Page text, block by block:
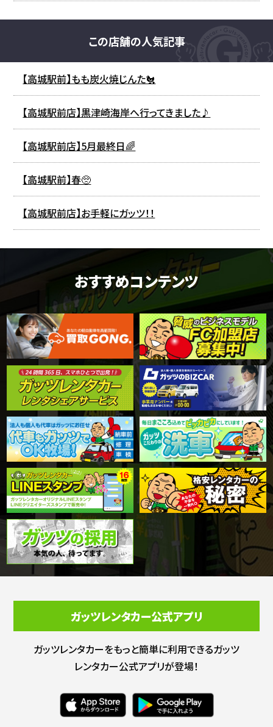
この店舗の人気記事
【高城駅前】もも炭火焼じんた🐔
【高城駅前店】黒津崎海岸へ行ってきました♪
【高城駅前店】5月最終日🌈
【高城駅前】春🥺
【高城駅前店】お手軽にガッツ！！
おすすめコンテンツ
ガッツレンタカー公式アプリ
ガッツレンタカーをもっと簡単に利用できるガッツ
レンタカー公式アプリが登場！